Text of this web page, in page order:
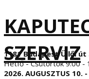
SZERVIZ
1181 Budapest Üllői út
Hétfő - Csütörtök 9:00 -
2026. AUGUSZTUS 10.